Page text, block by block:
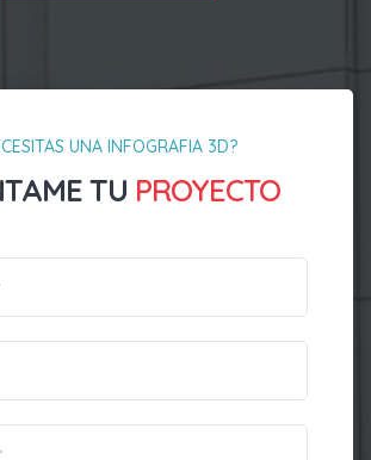
UNA INFOGRAFIA 3D?
TU PROYECTO